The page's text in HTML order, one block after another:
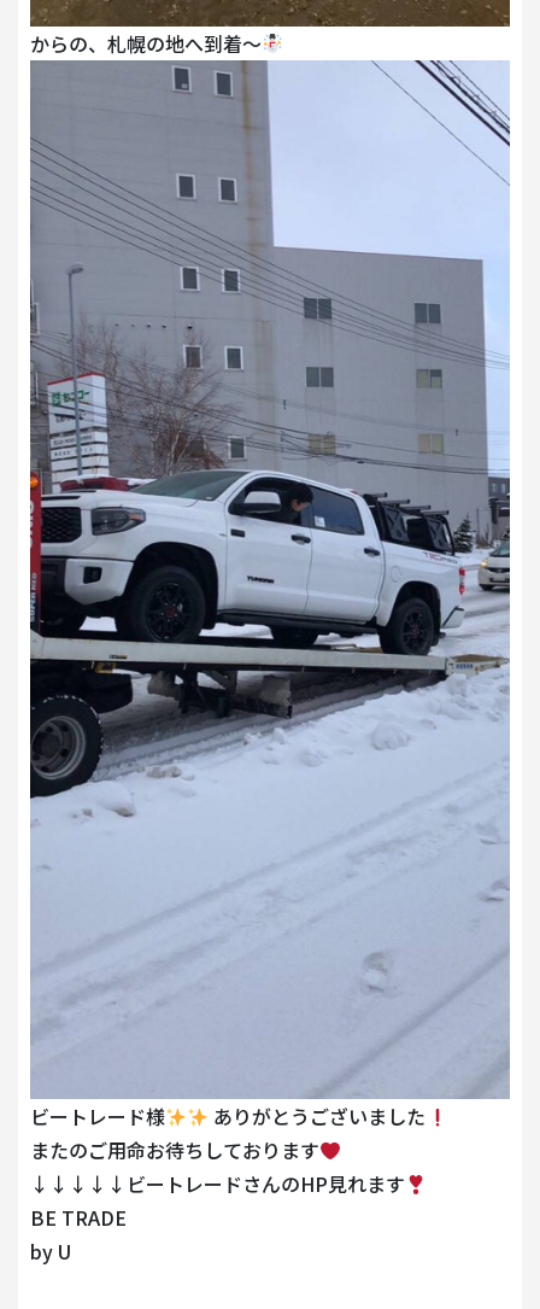
からの、札幌の地へ到着～
ビートレード様
ありがとうございました
またのご用命お待ちしております
↓↓↓↓↓ビートレードさんのHP見れます
BE TRADE
by U